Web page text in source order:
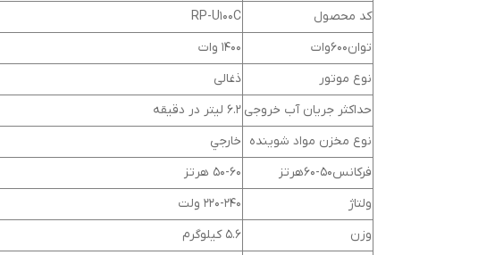
کد محصول
RP-U100C
توان600وات
1400 وات
نوع موتور
ذغالی
حداکثر جریان آب خروجی 6.2 لیتر در دقیقه
نوع مخزن مواد شوینده خارجي
فرکانس50-60هرتز
50-60 هرتز
ولتاژ
220-240 ولت
وزن
5.6 کیلوگرم